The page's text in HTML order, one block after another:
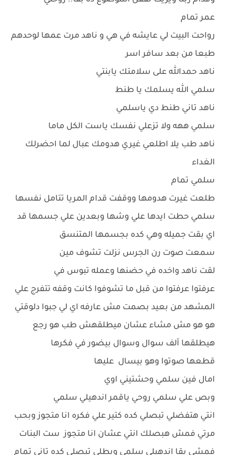
عمر تمام
رواحت البيت لي عايشه في هي و ناهد مرت عمها لوحدهم
طبعا من بعد سافر اسر
ناهد حمدالله على سلامتك يابنتي
سلمي الله يسلمك يا طنط
ناهد تاني طنط دي ياسلمي
سلمي ههه ولا تزعلي نفسك ياست الكل ماما
ناهد طب يلا اطلعي غيري هدومك عبال لما احضرلك
الغداء
سلمي تمام
طلعت غيرت هدومها ووقفت قدام المريا تتامل نفسها
سلمي حطت ايدها علي وشها وبعدين علي جسمها قد
اي بقت جميله وهي كده بجسمها المتنسق
سمعت صوت رن الجرس نزلت تشوف مين
لقت ناهد واخده في حضنها وعمله تبوس في
عرفتوا عرفتوا من قبل ما تشوفوا كانت وقفه تتفرج علي
المشهد من بعيد بصمت مش عارفه اي لي جبوا دلوقتي
هو هو مش مشاء عشان ميطلقهش طب هو رجع
هيطلقها ألف سوال وسوال بيضور في فكرها
قطعها صوتوا وهو بيسال عليها
امال فين سلمي وحشتيني اوي
وبص علي سلمي روحي ياقمر اندهيلي سلمي
انتي هتفضلي تبصلي كده كتير علي فكره انا متجوز وبحب
مرتي فمش هبصلك انتي عشان انا متجوز ست البنات
فمشي بقا اندهيلي سلمي وبطلي تبصلي كده تاني تمام